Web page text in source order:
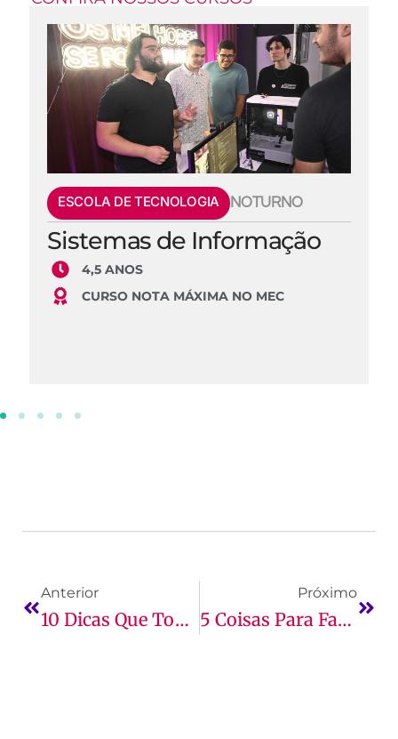
ESCOLA DE TECNOLOGIA NOTURNO
Sistemas de Informação
4,5 ANOS
CURSO NOTA MÁXIMA NO MEC
Anterior
10 Dicas Que Todo Estudante De Administração Deve Saber
Próximo
5 Coisas Para Fazer Antes Da Inscrição No Vestibular